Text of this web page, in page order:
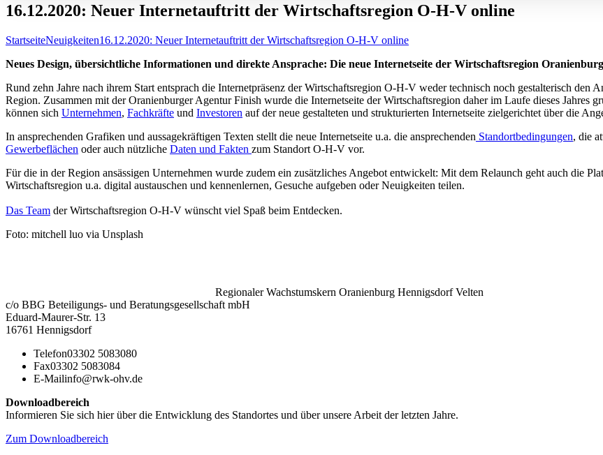
16.12.2020: Neuer Internetauftritt der Wirtschaftsregion O-H-V online
StartseiteNeuigkeiten16.12.2020: Neuer Internetauftritt der Wirtschaftsregion O-H-V online
Neues Design, übersichtliche Informationen und direkte Ansprache: Die neue Internetseite der Wirtschaftsregion
Rund zehn Jahre nach ihrem Start entsprach die Internetpräsenz der Wirtschaftsregion O-H-V weder technisch noch gestalterisch den
Region. Zusammen mit der Oranienburger Agentur Finish wurde die Internetseite der Wirtschaftsregion daher im Laufe dieses Jahres
können sich Unternehmen, Fachkräfte und Investoren auf der neue gestalteten und strukturierten Internetseite zielgerichtet über die
In ansprechenden Grafiken und aussagekräftigen Texten stellt die neue Internetseite u.a. die ansprechenden Standortbedingungen, die
Gewerbeflächen oder auch nützliche Daten und Fakten zum Standort O-H-V vor.
Für die in der Region ansässigen Unternehmen wurde zudem ein zusätzliches Angebot entwickelt: Mit dem Relaunch geht auch die
Wirtschaftsregion u.a. digital austauschen und kennenlernen, Gesuche aufgeben oder Neuigkeiten teilen.
Das Team der Wirtschaftsregion O-H-V wünscht viel Spaß beim Entdecken.
Foto: mitchell luo via Unsplash
Regionaler Wachstumskern Oranienburg Hennigsdorf Velten
c/o BBG Beteiligungs- und Beratungsgesellschaft mbH
Eduard-Maurer-Str. 13
16761 Hennigsdorf
Telefon03302 5083080
Fax03302 5083084
E-Mailinfo@rwk-ohv.de
Downloadbereich
Informieren Sie sich hier über die Entwicklung des Standortes und über unsere Arbeit der letzten Jahre.
Zum Downloadbereich